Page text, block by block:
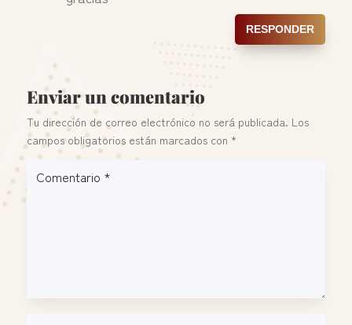
RESPONDER
Enviar un comentario
Tu dirección de correo electrónico no será publicada. Los
campos obligatorios están marcados con *